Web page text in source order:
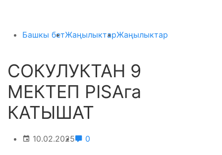
Башкы бетЖаңылыктарЖаңылыктар
СОКУЛУКТАН 9
МЕКТЕП PISAга
КАТЫШАТ
10.02.2025 0